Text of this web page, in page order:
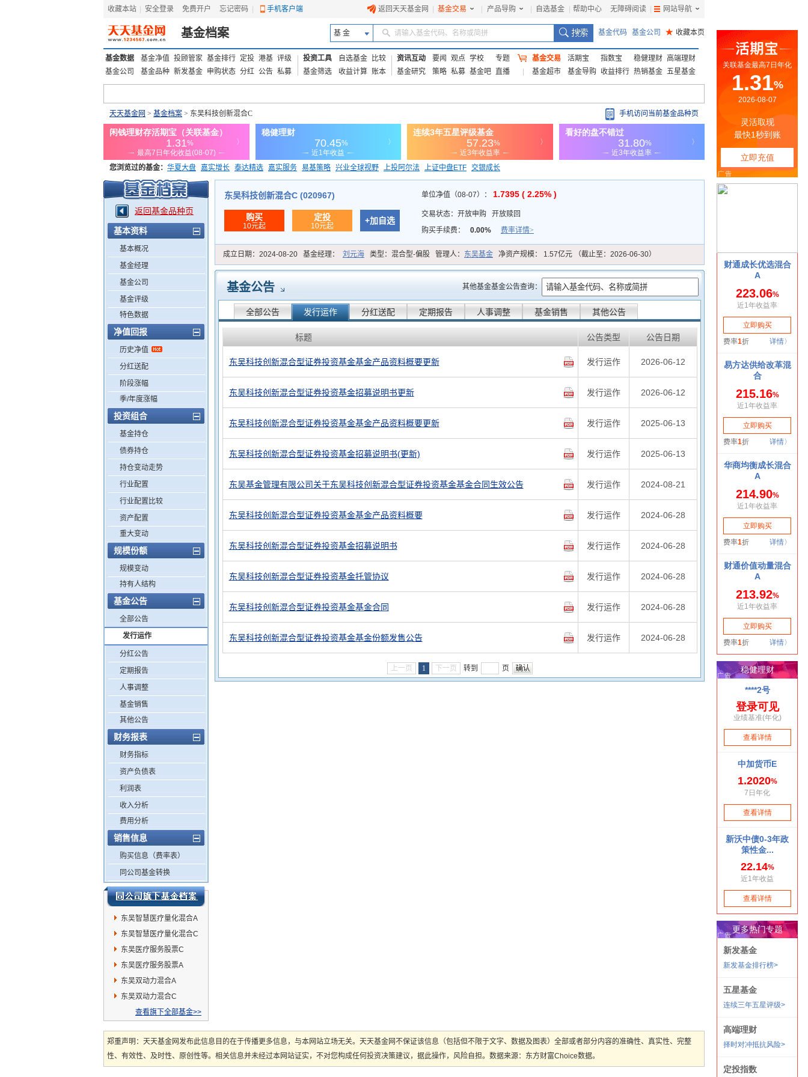
收藏本站 安全登录 免费开户 忘记密码 手机客户端 返回天天基金网 基金交易 产品导购 自选基金 帮助中心 无障碍阅读 网站导航
基金档案 基 金 请输入基金代码、名称或简拼 基金代码 基金公司 ★ 收藏本页
基金数据 基金净值 投顾管家 基金排行 定投 港基 评级
基金公司
基金品种 新发基金 申购状态 分红 公告 私募
投资工具 自选基金
比较
基金筛选
收益计算 账本
资讯互动 要闻 观点 学校
专题
基金研究
策略 私募 基金吧 直播
基金交易 活期宝 指数宝 稳健理财 高端理财
基金超市
基金导购 收益排行 热销基金 五星基金
天天基金网 > 基金档案 > 东吴科技创新混合C 手机访问当前基金品种页
您浏览过的基金： 华夏大盘 嘉实增长 泰达精选 嘉实服务 易基策略 兴业全球视野 上投阿尔法 上证中盘ETF 交银成长
添富优势 华安宏利 上证180价值ETF
返回基金品种页
基本资料
基本概况
基金经理
基金公司
基金评级
特色数据
净值回报
历史净值
分红送配
阶段涨幅
季/年度涨幅
投资组合
基金持仓
债券持仓
持仓变动走势
行业配置
行业配置比较
资产配置
重大变动
规模份额
规模变动
持有人结构
基金公告
全部公告
发行运作
分红公告
定期报告
人事调整
基金销售
其他公告
财务报表
财务指标
资产负债表
利润表
收入分析
费用分析
销售信息
购买信息（费率表）
同公司基金转换
东吴智慧医疗量化混合A
东吴智慧医疗量化混合C
东吴医疗服务股票C
东吴医疗服务股票A
东吴双动力混合A
东吴双动力混合C
查看旗下全部基金>>
东吴科技创新混合C (020967)
购买
10元起
定投
10元起
+加自选
单位净值（08-07）： 1.7395 ( 2.25% )
交易状态： 开放申购
开放赎回
购买手续费：
0.00% 费率详情>
成立日期： 2024-08-20 基金经理： 刘元海 类型： 混合型-偏股 管理人： 东吴基金 净资产规模： 1.57亿元 （截止至：2026-06-30）
基金公告 其他基金基金公告查询：
全部公告 发行运作 分红送配 定期报告 人事调整 基金销售 其他公告
标题 公告类型 公告日期
东吴科技创新混合型证券投资基金基金产品资料概要更新 发行运作 2026-06-12
东吴科技创新混合型证券投资基金招募说明书更新 发行运作 2026-06-12
东吴科技创新混合型证券投资基金基金产品资料概要更新 发行运作 2025-06-13
东吴科技创新混合型证券投资基金招募说明书(更新) 发行运作 2025-06-13
东吴基金管理有限公司关于东吴科技创新混合型证券投资基金基金合同生效公告 发行运作 2024-08-21
东吴科技创新混合型证券投资基金基金产品资料概要 发行运作 2024-06-28
东吴科技创新混合型证券投资基金招募说明书 发行运作 2024-06-28
东吴科技创新混合型证券投资基金托管协议 发行运作 2024-06-28
东吴科技创新混合型证券投资基金基金合同 发行运作 2024-06-28
东吴科技创新混合型证券投资基金基金份额发售公告 发行运作 2024-06-28
上一页 1 下一页 转到 页
郑重声明：天天基金网发布此信息目的在于传播更多信息，与本网站立场无关。天天基金网不保证该信息（包括但不限于文字、数据及图表）全部或者部分内容的准确性、真实性、完整
性、有效性、及时性、原创性等。相关信息并未经过本网站证实，不对您构成任何投资决策建议，据此操作，风险自担。数据来源：东方财富Choice数据。